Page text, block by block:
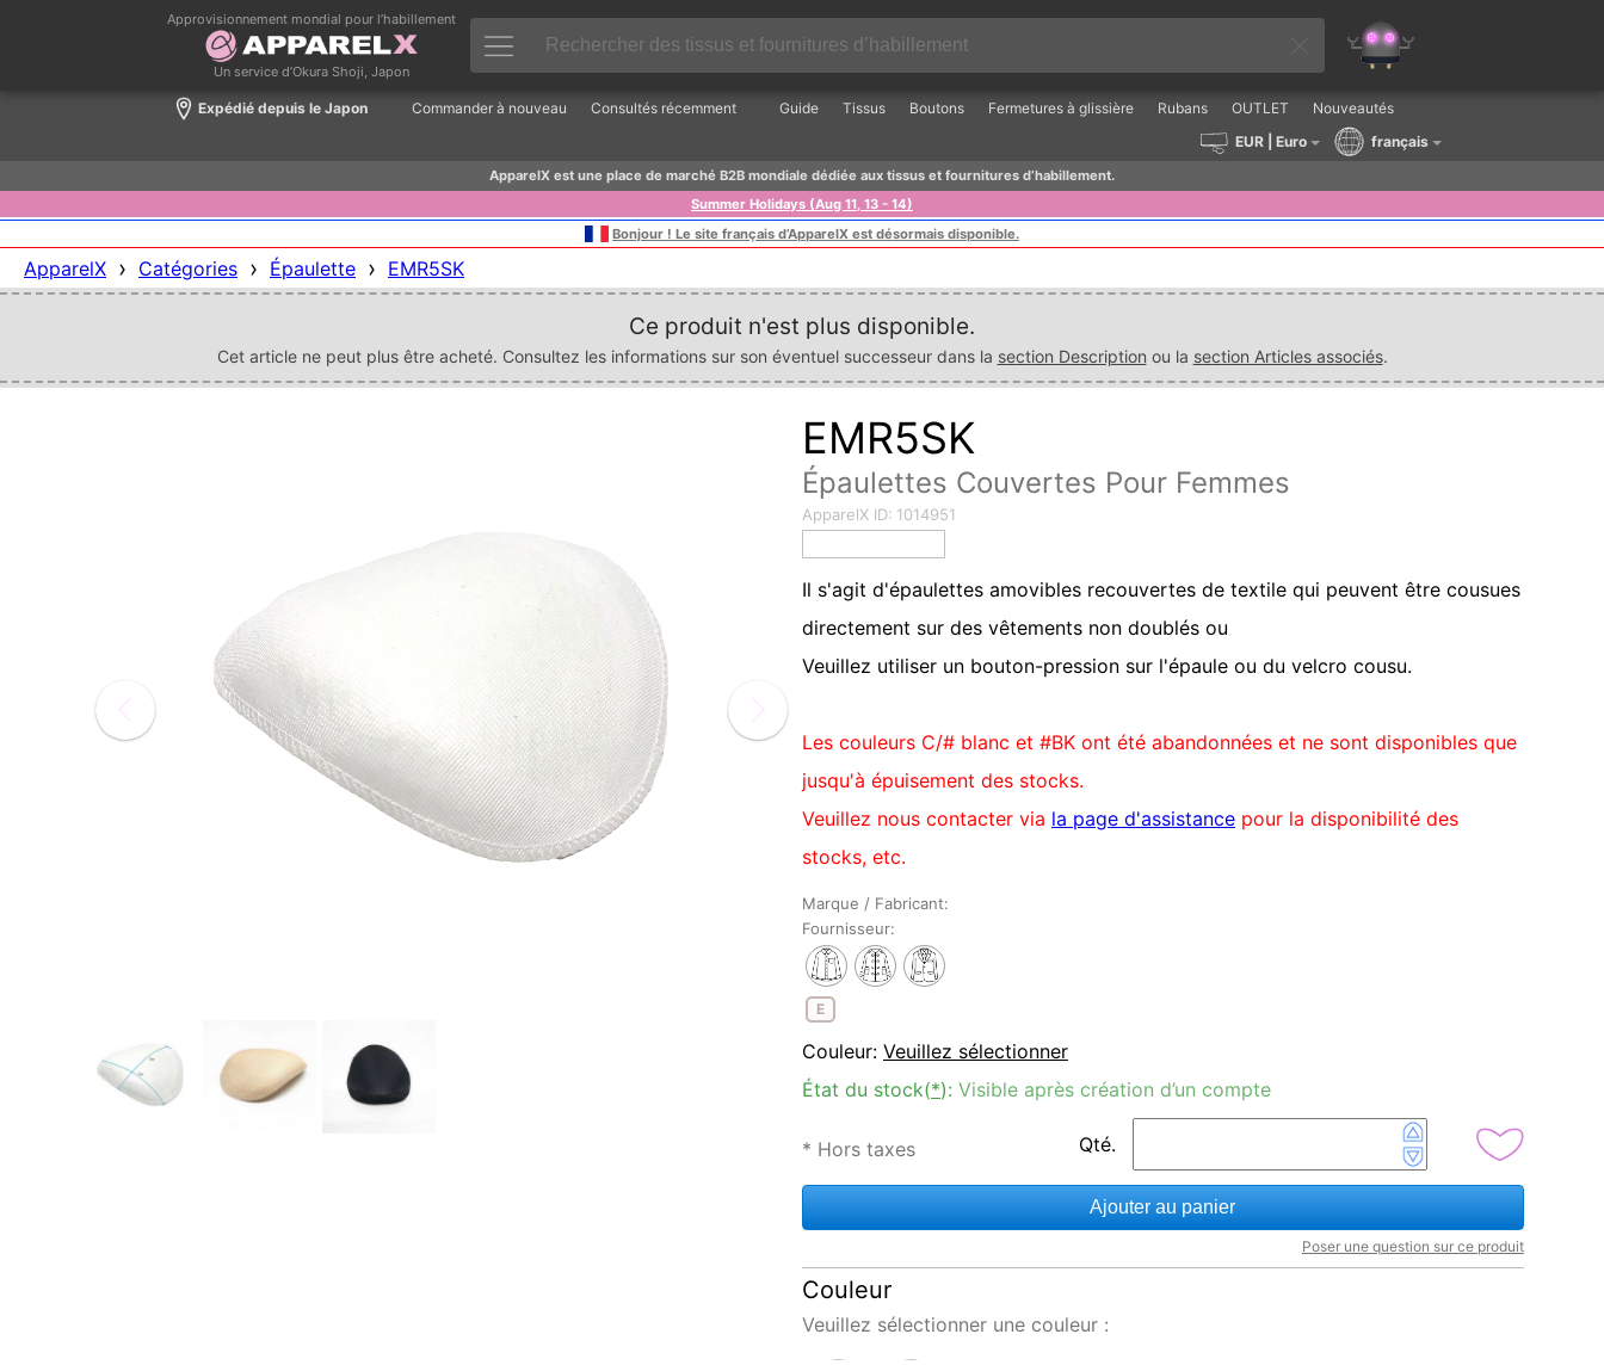
Approvisionnement mondial pour l’habillement
Un service d’Okura Shoji, Japon
Expédié depuis le Japon Commander à nouveau Consultés récemment Guide Tissus Boutons Fermetures à glissière Rubans OUTLET
Nouveautés
EUR| Euro français
ApparelX est une place de marché B2B mondiale dédiée aux tissus et fournitures d’habillement.
Summer Holidays (Aug 11, 13 - 14)
Bonjour ! Le site français d’ApparelX est désormais disponible.
ApparelX › Catégories › Épaulette › EMR5SK
Ce produit n'est plus disponible.
Cet article ne peut plus être acheté. Consultez les informations sur son éventuel successeur dans la section Description ou la section Articles associés.
EMR5SK
Épaulettes Couvertes Pour Femmes
ApparelX ID: 1014951
Il s'agit d'épaulettes amovibles recouvertes de textile qui peuvent être cousues
directement sur des vêtements non doublés ou
Veuillez utiliser un bouton-pression sur l'épaule ou du velcro cousu.
Les couleurs C/# blanc et #BK ont été abandonnées et ne sont disponibles que
jusqu'à épuisement des stocks.
Veuillez nous contacter via la page d'assistance pour la disponibilité des
stocks, etc.
Marque / Fabricant:
Fournisseur:
E
Couleur: Veuillez sélectionner
État du stock(*): Visible après création d’un compte
* Hors taxes Qté.
Ajouter au panier
Poser une question sur ce produit
Couleur
Veuillez sélectionner une couleur :